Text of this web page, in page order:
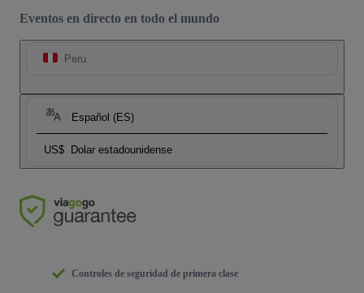
Eventos en directo en todo el mundo
Peru
Español (ES)
US$ Dolar estadounidense
Controles de seguridad de primera clase